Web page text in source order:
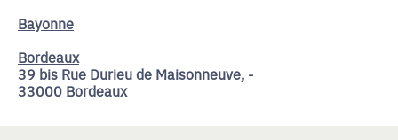
Bayonne
Bordeaux
39 bis Rue Durieu de Maisonneuve, -
33000 Bordeaux